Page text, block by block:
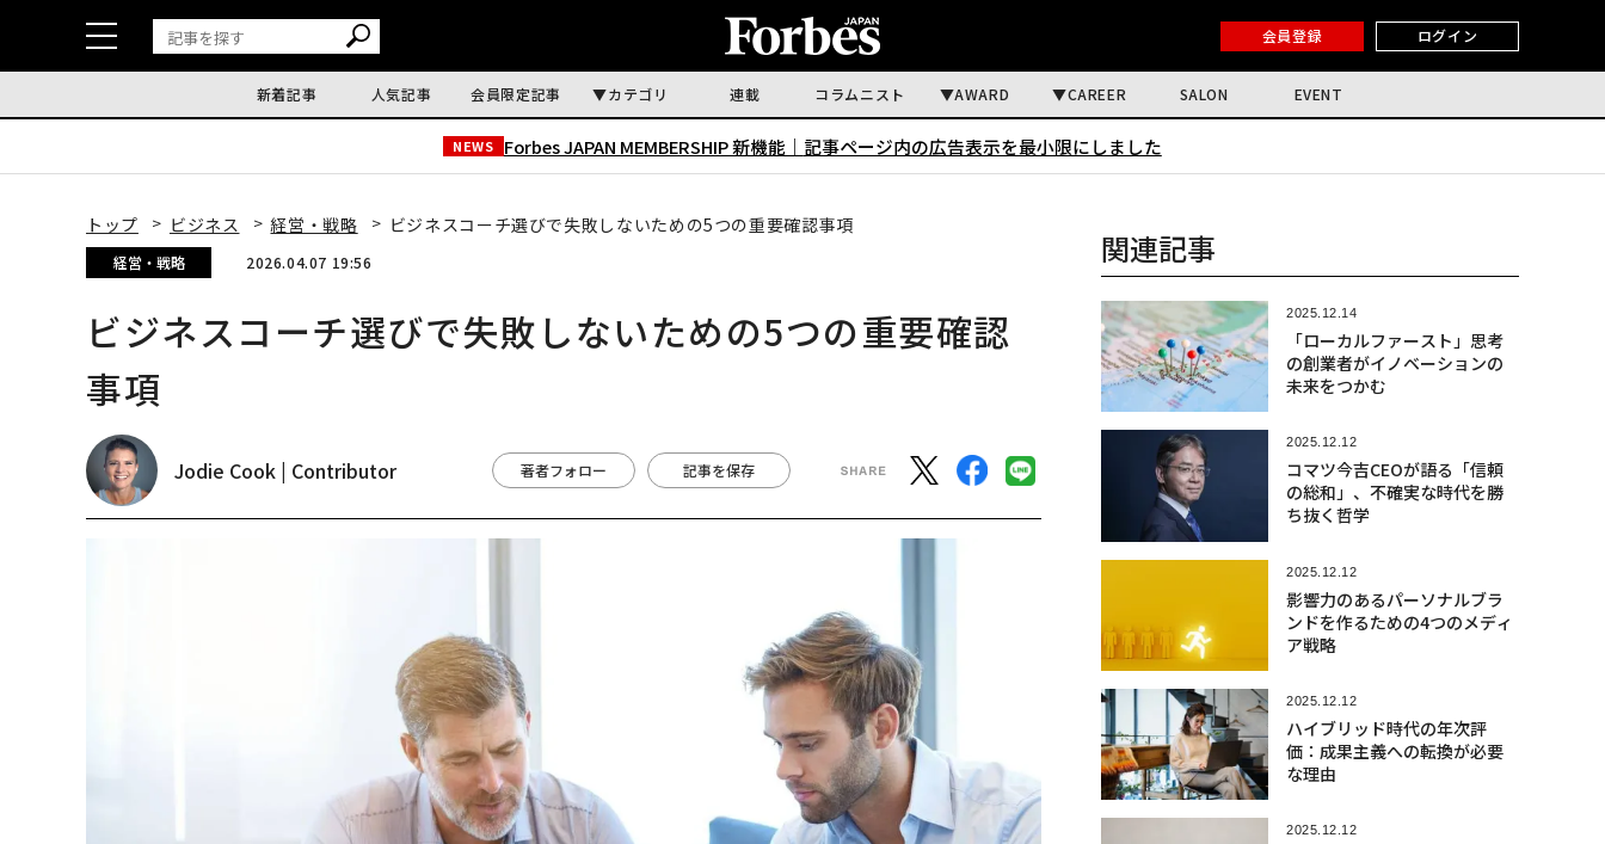
会員登録 ログイン
新着記事 人気記事 会員限定記事 カテゴリ 連載 コラムニスト AWARD CAREER SALON EVENT
NEWS Forbes JAPAN MEMBERSHIP 新機能｜ 記事ページ内の広告表示を最小限にしました
トップ ビジネス 経営・戦略 ビジネスコーチ選びで失敗しないための5つの重要確認事項
経営・戦略 2026.04.07 19:56
ビジネスコーチ選びで失敗しないための5つの重要確認
事項
Jodie Cook | Contributor 著者フォロー 記事を保存
関連記事
2025.12.14
「ローカルファースト」思考
の創業者がイノベーションの
未来をつかむ
2025.12.12
コマツ今吉CEOが語る「信頼
の総和」、不確実な時代を勝
ち抜く哲学
2025.12.12
影響力のあるパーソナルブラ
ンドを作るための4つのメディ
ア戦略
2025.12.12
ハイブリッド時代の年次評
価：成果主義への転換が必要
な理由
2025.12.12